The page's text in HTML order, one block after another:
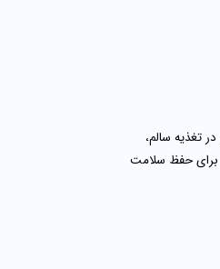
تغذیه سالم،
برای حفظ سلامت